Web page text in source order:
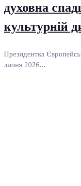
духовна
культурній
Президентка
липня 2026...